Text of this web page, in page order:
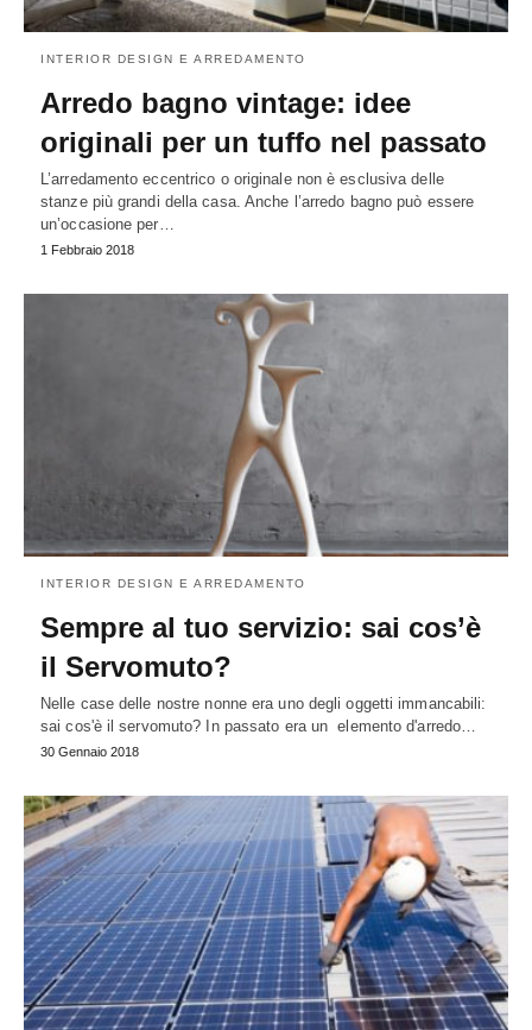
INTERIOR DESIGN E ARREDAMENTO
Arredo bagno vintage: idee
originali per un tuffo nel passato
L’arredamento eccentrico o originale non è esclusiva delle
stanze più grandi della casa. Anche l’arredo bagno può essere
un’occasione per…
1 Febbraio 2018
INTERIOR DESIGN E ARREDAMENTO
Sempre al tuo servizio: sai cos’è
il Servomuto?
Nelle case delle nostre nonne era uno degli oggetti immancabili:
sai cos'è il servomuto? In passato era un elemento d'arredo…
30 Gennaio 2018